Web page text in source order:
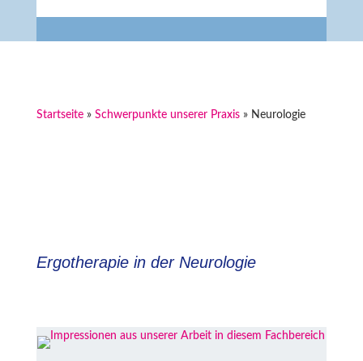
Startseite» Schwerpunkte unserer Praxis» Neurologie
Ergotherapie in der Neurologie